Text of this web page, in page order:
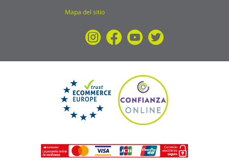
Mapa del sitio